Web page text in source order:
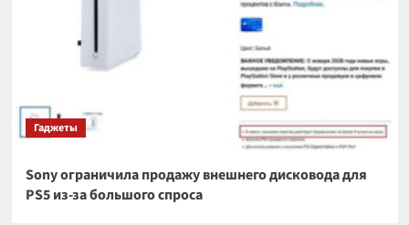
Гаджеты
Sony ограничила продажу внешнего дисковода для
PS5 из-за большого спроса